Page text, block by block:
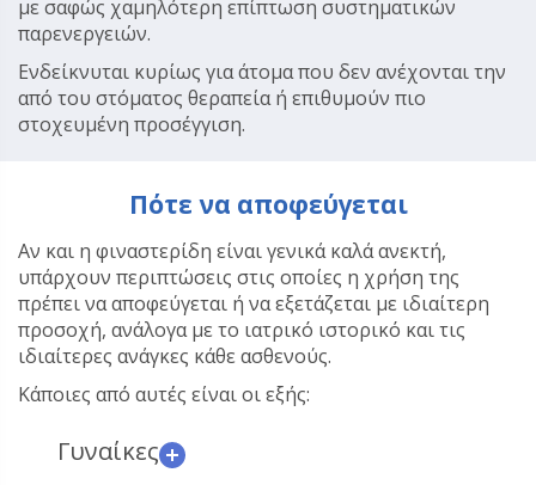
με σαφώς χαμηλότερη επίπτωση συστηματικών
παρενεργειών.
Ενδείκνυται κυρίως για άτομα που δεν ανέχονται την
από του στόματος θεραπεία ή επιθυμούν πιο
στοχευμένη προσέγγιση.
Πότε να αποφεύγεται
Αν και η φιναστερίδη είναι γενικά καλά ανεκτή,
υπάρχουν περιπτώσεις στις οποίες η χρήση της
πρέπει να αποφεύγεται ή να εξετάζεται με ιδιαίτερη
προσοχή, ανάλογα με το ιατρικό ιστορικό και τις
ιδιαίτερες ανάγκες κάθε ασθενούς.
Κάποιες από αυτές είναι οι εξής:
Γυναίκες